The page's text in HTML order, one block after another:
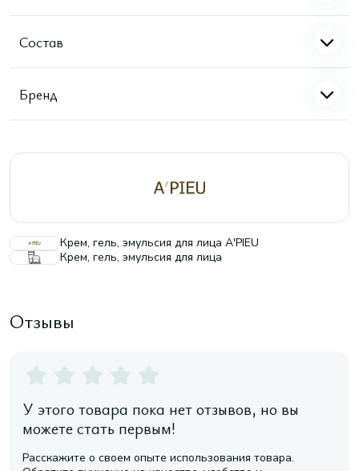
Состав
Бренд
Крем, гель, эмульсия для лица A'PIEU
Крем, гель, эмульсия для лица
Отзывы
У этого товара пока нет отзывов, но вы
можете стать первым!
Расскажите о своем опыте использования товара.